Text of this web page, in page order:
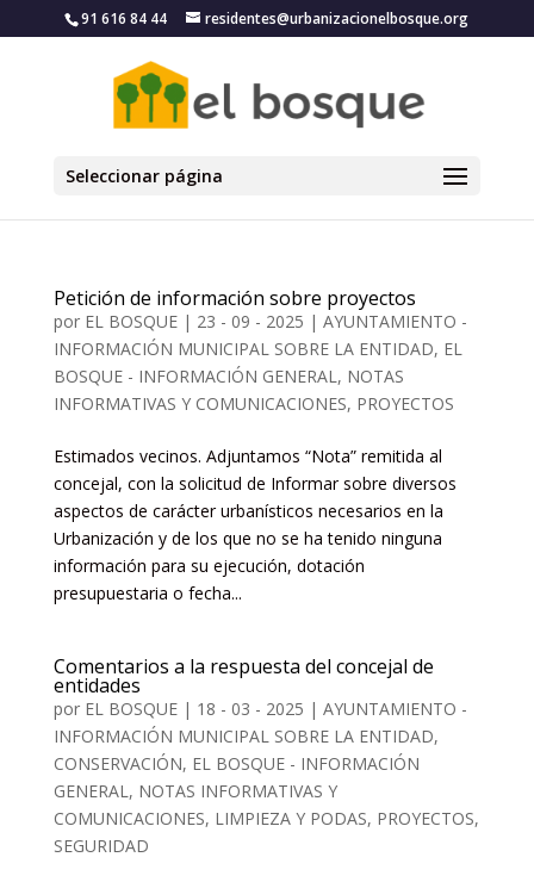
91 616 84 44 residentes@urbanizacionelbosque.org
Seleccionar página
Petición de información sobre proyectos
por EL BOSQUE| 23 - 09 - 2025 | AYUNTAMIENTO -
INFORMACIÓN MUNICIPAL SOBRE LA ENTIDAD, EL
BOSQUE - INFORMACIÓN GENERAL, NOTAS
INFORMATIVAS Y COMUNICACIONES, PROYECTOS
Estimados vecinos. Adjuntamos “Nota” remitida al
concejal, con la solicitud de Informar sobre diversos
aspectos de carácter urbanísticos necesarios en la
Urbanización y de los que no se ha tenido ninguna
información para su ejecución, dotación
presupuestaria o fecha...
Comentarios a la respuesta del concejal de
entidades
por EL BOSQUE| 18 - 03 - 2025 | AYUNTAMIENTO -
INFORMACIÓN MUNICIPAL SOBRE LA ENTIDAD,
CONSERVACIÓN, EL BOSQUE - INFORMACIÓN
GENERAL, NOTAS INFORMATIVAS Y
COMUNICACIONES, LIMPIEZA Y PODAS, PROYECTOS,
SEGURIDAD